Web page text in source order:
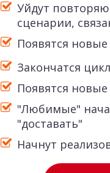
Уйдут
сценарии,
Появятся
Закончатся
Появятся
"Любимые"
"доставать"
Начнут